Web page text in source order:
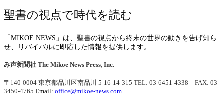
聖書の視点で時代を読む
「MIKOE NEWS」は、聖書の視点から終末の世界の動きを告げ知ら
せ、リバイバルに即応した情報を提供します。
み声新聞社 The Mikoe News Press, Inc.
〒140-0004 東京都品川区南品川 5-16-14-315 TEL: 03-6451-4338 FAX: 03-
3450-4765 Email: office@mikoe-news.com